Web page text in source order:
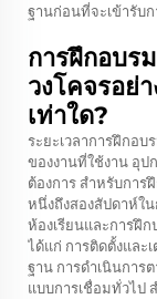
ฐานก่อนที่จะเข้ารับ
การฝึกอบร
วงโคจรอย่
เท่าใด?
ระยะเวลาการฝึกอ
ของงานที่ใช้งาน อุป
ต้องการ สำหรับการ
หนึ่งถึงสองสัปดาห์ใ
ห้องเรียนและการฝึ
ได้แก่ การติดตั้งและ
ฐาน การดำเนินกา
แบบการเชื่อมทั่วไป